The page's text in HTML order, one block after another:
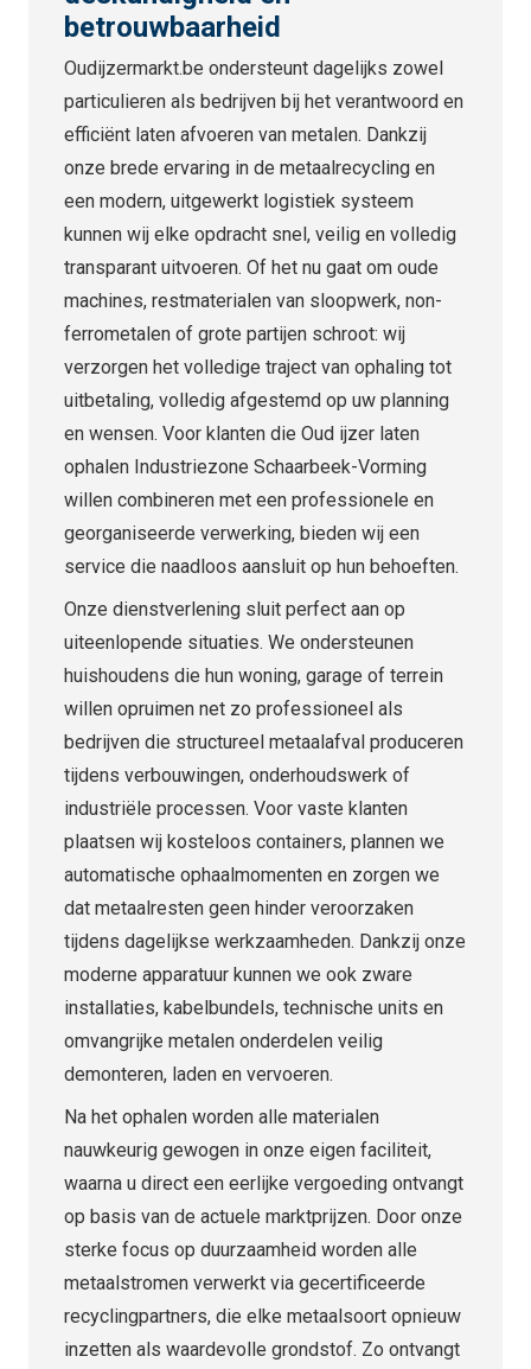
betrouwbaarheid
Oudijzermarkt.be ondersteunt dagelijks zowel
particulieren als bedrijven bij het verantwoord en
efficiënt laten afvoeren van metalen. Dankzij
onze brede ervaring in de metaalrecycling en
een modern, uitgewerkt logistiek systeem
kunnen wij elke opdracht snel, veilig en volledig
transparant uitvoeren. Of het nu gaat om oude
machines, restmaterialen van sloopwerk, non-
ferrometalen of grote partijen schroot: wij
verzorgen het volledige traject van ophaling tot
uitbetaling, volledig afgestemd op uw planning
en wensen. Voor klanten die Oud ijzer laten
ophalen Industriezone Schaarbeek-Vorming
willen combineren met een professionele en
georganiseerde verwerking, bieden wij een
service die naadloos aansluit op hun behoeften.
Onze dienstverlening sluit perfect aan op
uiteenlopende situaties. We ondersteunen
huishoudens die hun woning, garage of terrein
willen opruimen net zo professioneel als
bedrijven die structureel metaalafval produceren
tijdens verbouwingen, onderhoudswerk of
industriële processen. Voor vaste klanten
plaatsen wij kosteloos containers, plannen we
automatische ophaalmomenten en zorgen we
dat metaalresten geen hinder veroorzaken
tijdens dagelijkse werkzaamheden. Dankzij onze
moderne apparatuur kunnen we ook zware
installaties, kabelbundels, technische units en
omvangrijke metalen onderdelen veilig
demonteren, laden en vervoeren.
Na het ophalen worden alle materialen
nauwkeurig gewogen in onze eigen faciliteit,
waarna u direct een eerlijke vergoeding ontvangt
op basis van de actuele marktprijzen. Door onze
sterke focus op duurzaamheid worden alle
metaalstromen verwerkt via gecertificeerde
recyclingpartners, die elke metaalsoort opnieuw
inzetten als waardevolle grondstof. Zo ontvangt